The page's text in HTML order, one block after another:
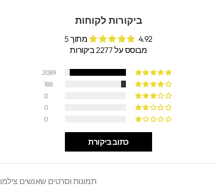
ביקורות לקוחות
4.92 מתוך 5
מבוסס על 2277 ביקורות
2089
188
0
0
0
כתוב ביקורת
תמונות וסרטים שאנשים צילמו